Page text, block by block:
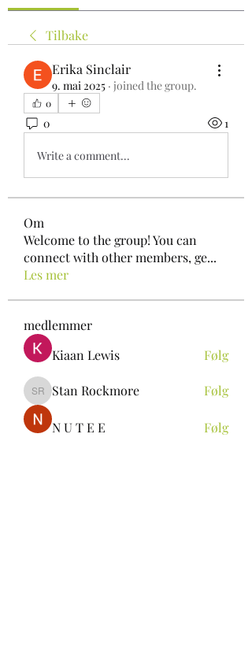
Tilbake
Erika Sinclair
9. mai 2025 · joined the group.
0
0 1
Write a comment...
Om
Welcome to the group! You can
connect with other members, ge...
Les mer
medlemmer
Kiaan Lewis
Følg
Stan Rockmore
Stan Rockmore Følg
N U T E E Følg